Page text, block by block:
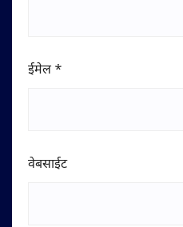
ईमेल *
वेबसाईट